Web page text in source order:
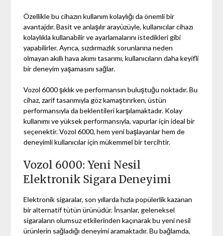
Özellikle bu cihazın kullanım kolaylığı da önemli bir
avantajdır. Basit ve anlaşılır arayüzüyle, kullanıcılar cihazı
kolaylıkla kullanabilir ve ayarlamalarını istedikleri gibi
yapabilirler. Ayrıca, sızdırmazlık sorunlarına neden
olmayan akıllı hava akımı tasarımı, kullanıcıların daha keyifli
bir deneyim yaşamasını sağlar.
Vozol 6000 şıklık ve performansın buluştuğu noktadır. Bu
cihaz, zarif tasarımıyla göz kamaştırırken, üstün
performansıyla da beklentileri karşılamaktadır. Kolay
kullanımı ve yüksek performansıyla, vapurlar için ideal bir
seçenektir. Vozol 6000, hem yeni başlayanlar hem de
deneyimli kullanıcılar için mükemmel bir tercihtir.
Vozol 6000: Yeni Nesil
Elektronik Sigara Deneyimi
Elektronik sigaralar, son yıllarda hızla popülerlik kazanan
bir alternatif tütün ürünüdür. İnsanlar, geleneksel
sigaraların olumsuz etkilerinden kaçınarak bu yeni nesil
ürünlerin sağladığı deneyimi aramaktadır. Bu bağlamda,